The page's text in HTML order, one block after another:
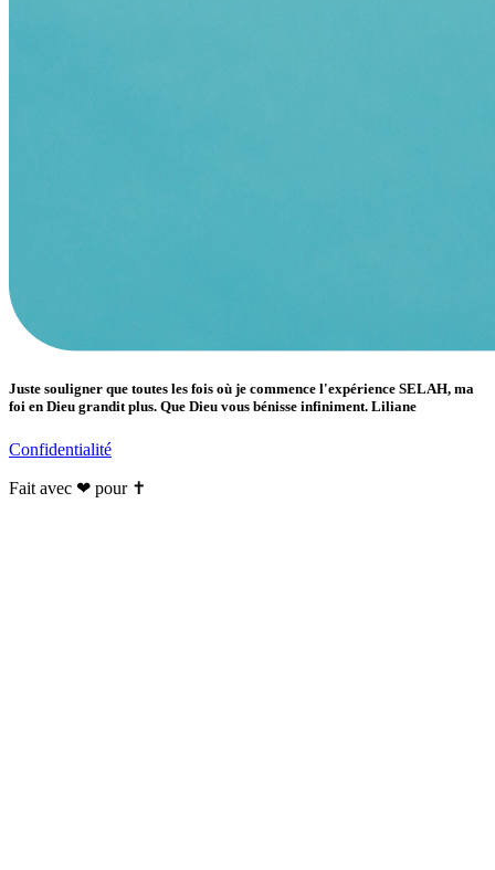
Juste souligner que toutes les fois où je commence l'expérience SELAH, ma
foi en Dieu grandit plus. Que Dieu vous bénisse infiniment. Liliane
Confidentialité
Fait avec ❤ pour ✝️️